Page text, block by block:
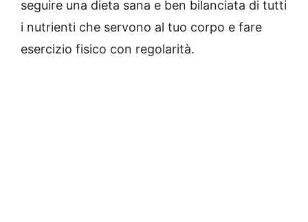
seguire una dieta sana e ben bilanciata di tutti
i nutrienti che servono al tuo corpo e fare
esercizio fisico con regolarità.